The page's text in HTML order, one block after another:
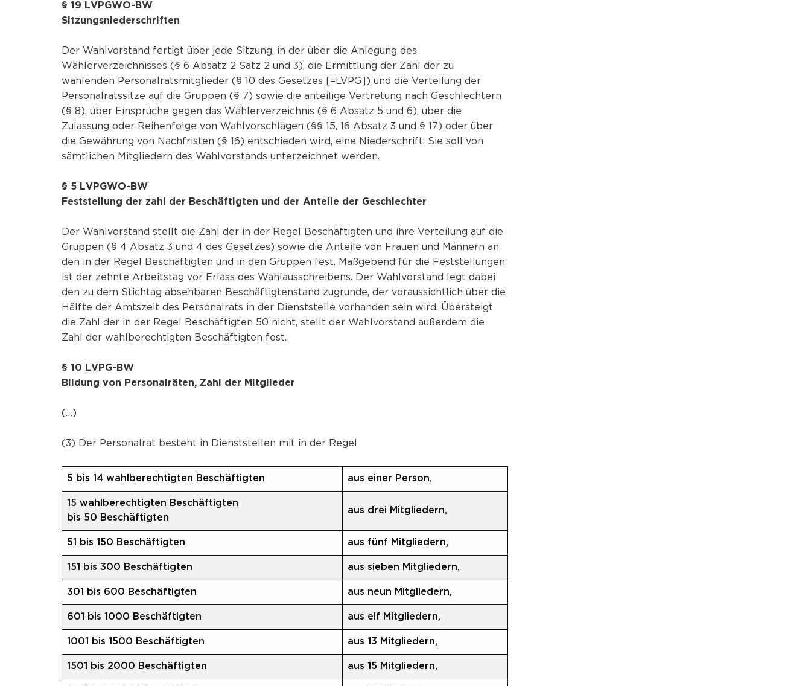
§ 19 LVPGWO-BW
Sitzungsniederschriften
Der Wahlvorstand fertigt über jede Sitzung, in der über die Anlegung des
Wählerverzeichnisses (§ 6 Absatz 2 Satz 2 und 3), die Ermittlung der Zahl der zu
wählenden Personalratsmitglieder (§ 10 des Gesetzes [=LVPG]) und die Verteilung der
Personalratssitze auf die Gruppen (§ 7) sowie die anteilige Vertretung nach Geschlechtern
(§ 8), über Einsprüche gegen das Wählerverzeichnis (§ 6 Absatz 5 und 6), über die
Zulassung oder Reihenfolge von Wahlvorschlägen (§§ 15, 16 Absatz 3 und § 17) oder über
die Gewährung von Nachfristen (§ 16) entschieden wird, eine Niederschrift. Sie soll von
sämtlichen Mitgliedern des Wahlvorstands unterzeichnet werden.
§ 5 LVPGWO-BW
Feststellung der zahl der Beschäftigten und der Anteile der Geschlechter
Der Wahlvorstand stellt die Zahl der in der Regel Beschäftigten und ihre Verteilung auf die
Gruppen (§ 4 Absatz 3 und 4 des Gesetzes) sowie die Anteile von Frauen und Männern an
den in der Regel Beschäftigten und in den Gruppen fest. Maßgebend für die Feststellungen
ist der zehnte Arbeitstag vor Erlass des Wahlausschreibens. Der Wahlvorstand legt dabei
den zu dem Stichtag absehbaren Beschäftigtenstand zugrunde, der voraussichtlich über die
Hälfte der Amtszeit des Personalrats in der Dienststelle vorhanden sein wird. Übersteigt
die Zahl der in der Regel Beschäftigten 50 nicht, stellt der Wahlvorstand außerdem die
Zahl der wahlberechtigten Beschäftigten fest.
§ 10 LVPG-BW
Bildung von Personalräten, Zahl der Mitglieder
(…)
(3) Der Personalrat besteht in Dienststellen mit in der Regel
5 bis 14 wahlberechtigten Beschäftigten aus einer Person,
15 wahlberechtigten Beschäftigten
bis 50 Beschäftigten
aus drei Mitgliedern,
51 bis 150 Beschäftigten aus fünf Mitgliedern,
151 bis 300 Beschäftigten aus sieben Mitgliedern,
301 bis 600 Beschäftigten aus neun Mitgliedern,
601 bis 1000 Beschäftigten aus elf Mitgliedern,
1001 bis 1500 Beschäftigten aus 13 Mitgliedern,
1501 bis 2000 Beschäftigten aus 15 Mitgliedern,